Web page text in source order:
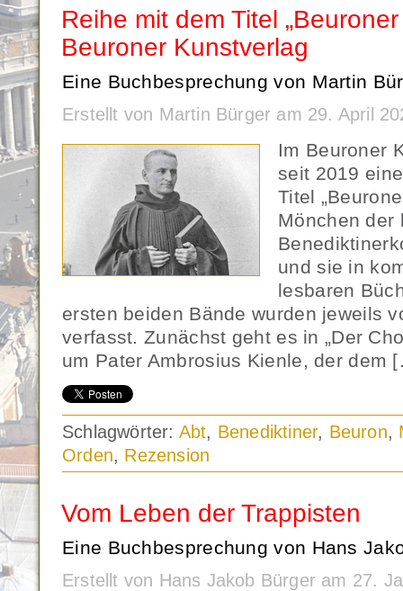
Reihe mit dem Titel
Beuroner Kunstverlag
Eine Buchbesprechung von Martin
Erstellt von Martin Bürger am 29. April
Im Beuroner
seit 2019
Titel
Mönchen der
und sie in
lesbaren
ersten beiden Bände wurden jeweils
verfasst. Zunächst geht es in „Der
um Pater Ambrosius Kienle, der dem
Schlagwörter: Abt, Benediktiner, Beuron,
Orden, Rezension
Vom Leben der Trappisten
Eine Buchbesprechung von Hans
Erstellt von Hans Jakob Bürger am 27.